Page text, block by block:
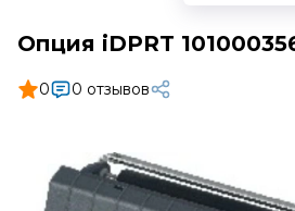
Опция iDPRT
0 0 отзывов